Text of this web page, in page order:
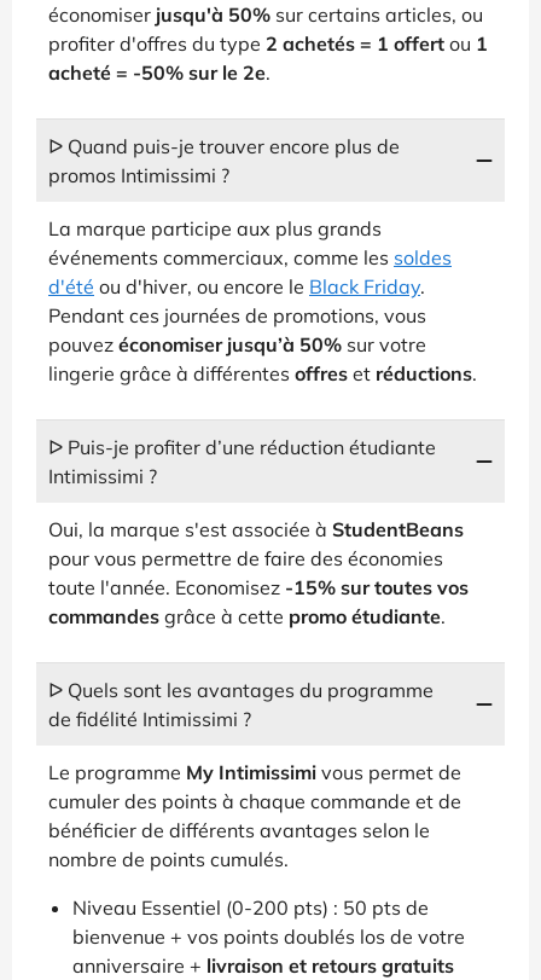
économiser jusqu'à 50% sur certains articles, ou
profiter d'offres du type 2 achetés = 1 offert ou 1
acheté = -50% sur le 2e.
ᐅ Quand puis-je trouver encore plus de
promos Intimissimi ?
La marque participe aux plus grands
événements commerciaux, comme les soldes
d'été ou d'hiver, ou encore le Black Friday.
Pendant ces journées de promotions, vous
pouvez économiser jusqu’à 50% sur votre
lingerie grâce à différentes offres et réductions.
ᐅ Puis-je profiter d’une réduction étudiante
Intimissimi ?
Oui, la marque s'est associée à StudentBeans
pour vous permettre de faire des économies
toute l'année. Economisez -15% sur toutes vos
commandes grâce à cette promo étudiante.
ᐅ Quels sont les avantages du programme
de fidélité Intimissimi ?
Le programme My Intimissimi vous permet de
cumuler des points à chaque commande et de
bénéficier de différents avantages selon le
nombre de points cumulés.
Niveau Essentiel (0-200 pts) : 50 pts de
bienvenue + vos points doublés los de votre
anniversaire + livraison et retours gratuits